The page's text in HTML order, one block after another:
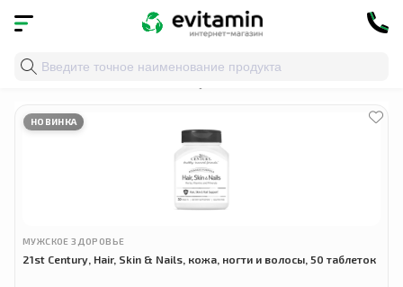
Главная » уход за волосами
НОВИНКА
МУЖСКОЕ ЗДОРОВЬЕ
21st Century, Hair, Skin & Nails, кожа, ногти и волосы, 50 таблеток